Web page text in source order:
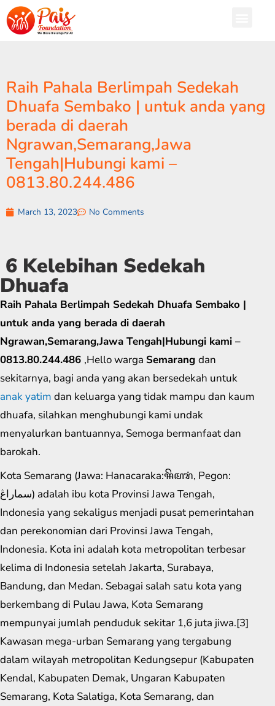
Raih Pahala Berlimpah Sedekah
Dhuafa Sembako | untuk anda yang
berada di daerah
Ngrawan,Semarang,Jawa
Tengah|Hubungi kami –
0813.80.244.486
March 13, 2023 No Comments
6 Kelebihan Sedekah
Dhuafa
Raih Pahala Berlimpah Sedekah Dhuafa Sembako |
untuk anda yang berada di daerah
Ngrawan,Semarang,Jawa Tengah|Hubungi kami –
0813.80.244.486 ,Hello warga Semarang dan
sekitarnya, bagi anda yang akan bersedekah untuk
anak yatim dan keluarga yang tidak mampu dan kaum
dhuafa, silahkan menghubungi kami undak
menyalurkan bantuannya, Semoga bermanfaat dan
barokah.
Kota Semarang (Jawa: Hanacaraka:ꦯꦼꦩꦫꦁ​, Pegon:
سماراڠ) adalah ibu kota Provinsi Jawa Tengah,
Indonesia yang sekaligus menjadi pusat pemerintahan
dan perekonomian dari Provinsi Jawa Tengah,
Indonesia. Kota ini adalah kota metropolitan terbesar
kelima di Indonesia setelah Jakarta, Surabaya,
Bandung, dan Medan. Sebagai salah satu kota yang
berkembang di Pulau Jawa, Kota Semarang
mempunyai jumlah penduduk sekitar 1,6 juta jiwa.[3]
Kawasan mega-urban Semarang yang tergabung
dalam wilayah metropolitan Kedungsepur (Kabupaten
Kendal, Kabupaten Demak, Ungaran Kabupaten
Semarang, Kota Salatiga, Kota Semarang, dan